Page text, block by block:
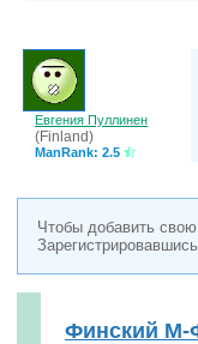
Евгения Пуллинен
(Finland)
ManRank: 2.5
Чтобы добавить
Финский М-